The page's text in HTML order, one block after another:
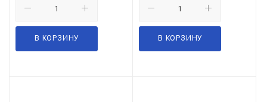
В КОРЗИНУ В КОРЗИНУ